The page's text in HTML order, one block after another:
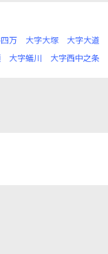
万 大字大塚 大字大道
大字蟻川 大字西中之条